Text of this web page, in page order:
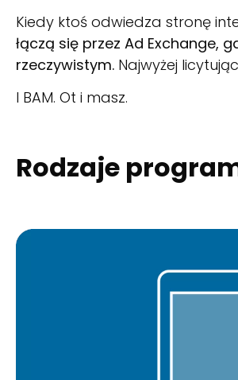
Kiedy ktoś odwiedza stronę
łączą się przez Ad Exchange,
rzeczywistym. Najwyżej
I BAM. Ot i masz.
Rodzaje